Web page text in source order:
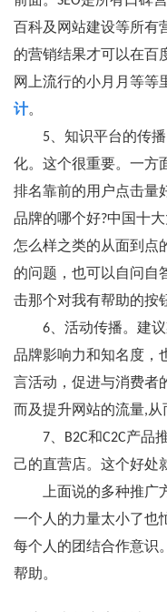
百科及网站建设等所有
的营销结果才可以在百
网上流行的小月月等等
计。
5、知识平台的传播
化。这个很重要。一方
排名靠前的用户点击量
品牌的哪个好?中国十
怎么样之类的从面到点
的问题，也可以自问自
击那个对我有帮助的按
6、活动传播。建议
品牌影响力和知名度，
言活动，促进与消费者
而及提升网站的流量,从
7、B2C和C2C产品
己的直营店。这个好处
上面说的多种推广方
一个人的力量太小了也
每个人的团结合作意识
帮助。